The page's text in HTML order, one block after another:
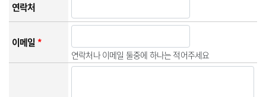
연락처
이메일*
연락처나 이메일 둘중에 하나는 적어주세요